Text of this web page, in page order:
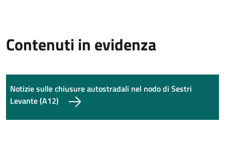
Contenuti in evidenza
Notizie sulle chiusure autostradali nel nodo di Sestri
Levante (A12)